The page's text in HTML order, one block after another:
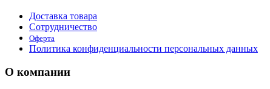
Доставка товара
Сотрудничество
Оферта
Политика конфиденциальности персональных данных
О компании